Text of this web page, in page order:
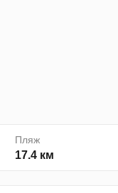
Пляж
17.4 км